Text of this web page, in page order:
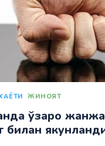
ЖИНОЯТ
ўзаро
билан